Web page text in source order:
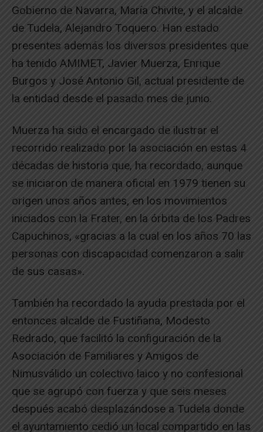
Gobierno de Navarra, María Chivite, y el alcalde
de Tudela, Alejandro Toquero. Han estado
presentes además los diversos presidentes que
ha tenido AMIMET, Javier Muerza, Enrique
Burgos y José Antonio Gil, actual presidente de
la entidad desde el pasado mes de junio.
Muerza ha sido el encargado de ilustrar el
recorrido realizado por la asociación en estas 4
décadas de historia que, ha recordado, aunque
se iniciaron de manera oficial en 1979 tienen su
origen unos años antes, en los movimientos
iniciados con la Frater, en la órbita de los Padres
Capuchinos, «gracias a la cual en los años 70 las
personas con discapacidad comenzaron a salir
de sus casas».
También ha recordado la ayuda prestada por el
entonces alcalde de Fustiñana, Modesto
Redrado, que facilitó la configuración de la
Asociación de Familiares y Amigos de
Nimusválido un colectivo laico y no confesional
que se agrupó con fuerza y que seis meses
después acabó desplazándose a Tudela donde
el ayuntamiento cedió un local compartido en las